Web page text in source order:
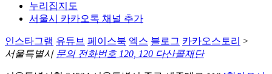
누리집지도
서울시 카카오톡 채널 추가
인스타그램 유튜브 페이스북 엑스 블로그 카카오스토리 >
서울특별시 문의 전화번호 120, 120 다산콜재단